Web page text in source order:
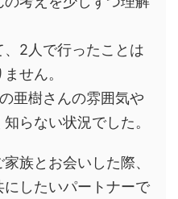
、2人で行ったことは
せん。
亜樹さんの雰囲気や
らない状況でした。
族とお会いした際、
したいパートナーで